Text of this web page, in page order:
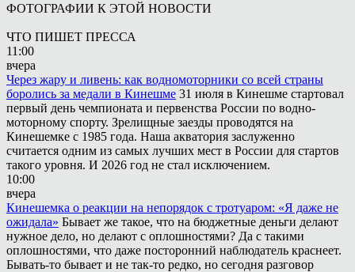
ФОТОГРАФИИ К ЭТОЙ НОВОСТИ
ЧТО ПИШЕТ ПРЕССА
11:00
вчера
Через жару и ливень: как водномоторники со всей страны
боролись за медали в Кинешме 31 июля в Кинешме стартовал
первый день чемпионата и первенства России по водно-
моторному спорту. Зрелищные заезды проводятся на
Кинешемке с 1985 года. Наша акватория заслуженно
считается одним из самых лучших мест в России для стартов
такого уровня. И 2026 год не стал исключением.
10:00
вчера
Кинешемка о реакции на непорядок с тротуаром: «Я даже не
ожидала» Бывает же такое, что на бюджетные деньги делают
нужное дело, но делают с оплошностями? Да с такими
оплошностями, что даже посторонний наблюдатель краснеет.
Бывать-то бывает и не так-то редко, но сегодня разговор